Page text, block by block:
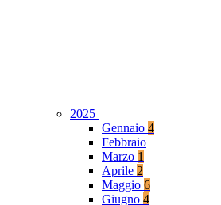
2025
Gennaio 4
Febbraio
Marzo 1
Aprile 2
Maggio 6
Giugno 4